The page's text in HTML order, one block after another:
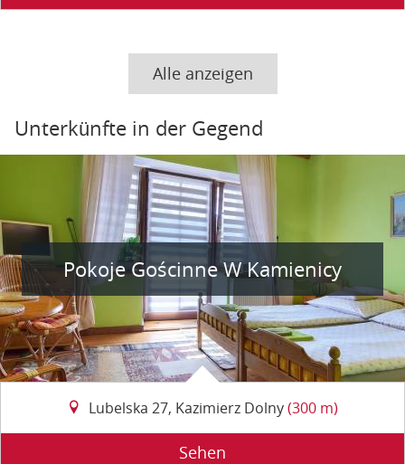
Alle anzeigen
Unterkünfte in der Gegend
Pokoje Gościnne W Kamienicy
Lubelska 27, Kazimierz Dolny(300 m)
Sehen